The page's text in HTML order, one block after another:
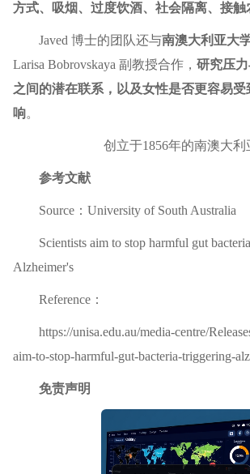
方式、吸烟、过度饮酒、社会隔离、接触
Javed 博士的团队还与南澳大利亚大
Larisa Bobrovskaya 副教授合作， 研究压
之间的潜在联系，以及女性是否更容易
响。
创立于1856年的南澳大利
参考文献
Source：University of South Australia
Scientists aim to stop harmful gut
Alzheimer's
Reference：
https://unisa.edu.au/media-centre/
aim-to-stop-harmful-gut-bacteria-triggering-
免责声明